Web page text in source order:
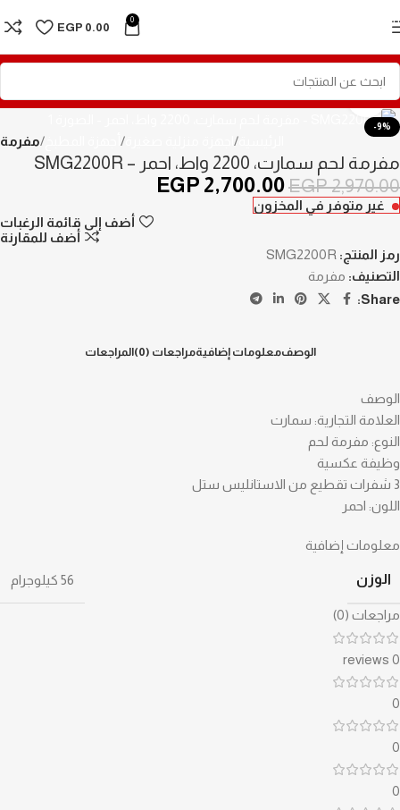
Skip to navigation
0
EGP 0.00
-9%
Click to enlarge
مفرمة
مفرمة لحم سمارت، 2200 واط، احمر – SMG2200R
EGP2,970.00
EGP 2,700.00
غير متوفر في المخزون
أضف إلى قائمة الرغبات
أضف للمقارنة
رمز المنتج: SMG2200R
التصنيف: مفرمة
Share:
الوصفمعلومات إضافيةمراجعات (0) المراجعات
الوصف
العلامة التجارية: سمارت
النوع: مفرمة لحم
وظيفة عكسية
3 شفرات تقطيع من الاستانليس ستل
اللون: احمر
معلومات إضافية
الوزن 56 كيلوجرام
مراجعات (0)
0 reviews
0
0
0